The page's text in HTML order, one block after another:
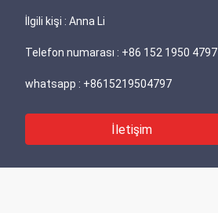
İlgili kişi : Anna Li
Telefon numarası : +86 152 1950 4797
whatsapp : +8615219504797
İletişim